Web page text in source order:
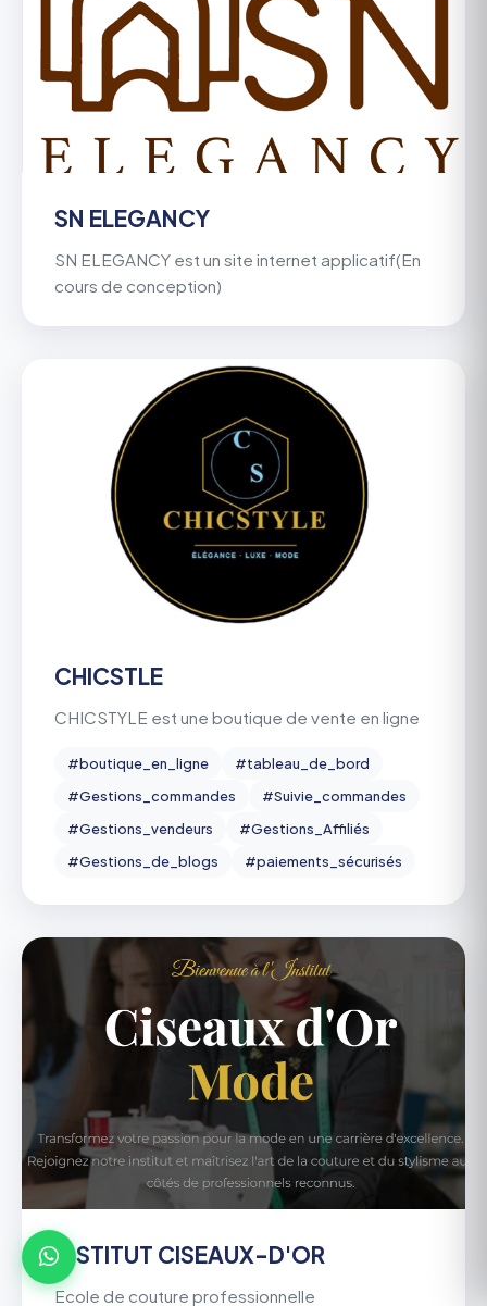
SN ELEGANCY
SN ELEGANCY est un site internet applicatif(En
cours de conception)
CHICSTLE
CHICSTYLE est une boutique de vente en ligne
#boutique_en_ligne
#tableau_de_bord
#Gestions_commandes
#Suivie_commandes
#Gestions_vendeurs
#Gestions_Affiliés
#Gestions_de_blogs
#paiements_sécurisés
INSTITUT CISEAUX-D'OR
Ecole de couture professionnelle